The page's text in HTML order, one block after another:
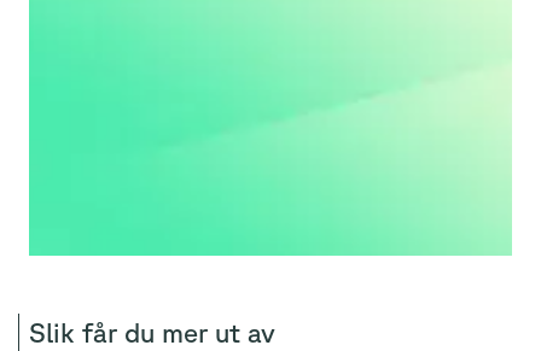
Slik får du mer ut av